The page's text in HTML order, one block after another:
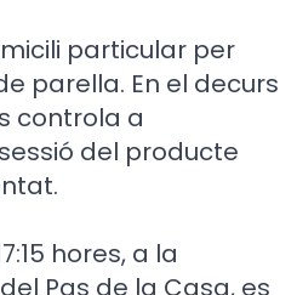
particular per
parella. En el decurs
controla a
del producte
hores, a la
Pas de la Casa, es